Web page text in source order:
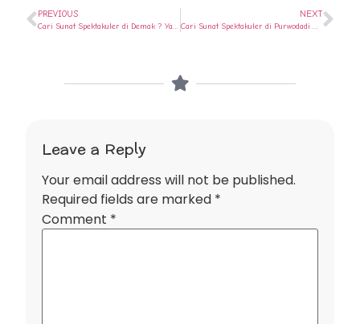
PREVIOUS NEXT
Leave a Reply
Your email address will not be published.
Required fields are marked *
Comment *